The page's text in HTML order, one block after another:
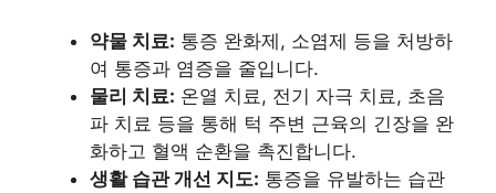
약물 치료: 통증 완화제, 소염제 등을 처방하
여 통증과 염증을 줄입니다.
물리 치료: 온열 치료, 전기 자극 치료, 초음
파 치료 등을 통해 턱 주변 근육의 긴장을 완
화하고 혈액 순환을 촉진합니다.
생활 습관 개선 지도: 통증을 유발하는 습관